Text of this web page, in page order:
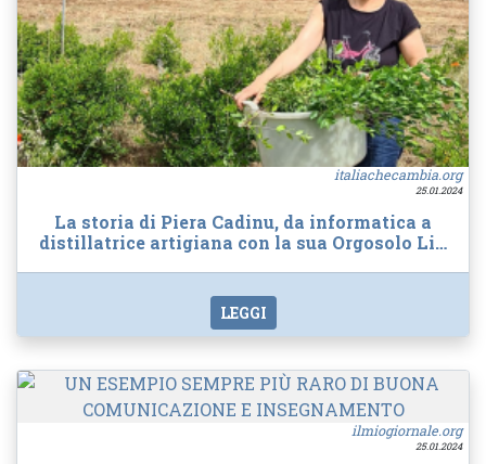
italiachecambia.org
25.01.2024
La storia di Piera Cadinu, da informatica a
distillatrice artigiana con la sua Orgosolo Li…
LEGGI
ilmiogiornale.org
25.01.2024